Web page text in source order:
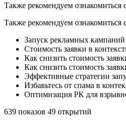
Также рекомендуем
Также рекомендуем
Запуск рекламных
Стоимость заявки в
Как снизить стоимость
Как снизить стоимость
Эффективные стратегии
Избавьтесь от спама в
Оптимизация РК для
639 показов 49 открытий